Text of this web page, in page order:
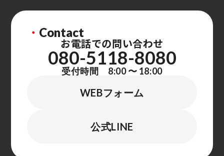
・ Contact
お電話での問い合わせ
080-5118-8080
受付時間 8:00 〜 18:00
WEBフォーム
公式LINE